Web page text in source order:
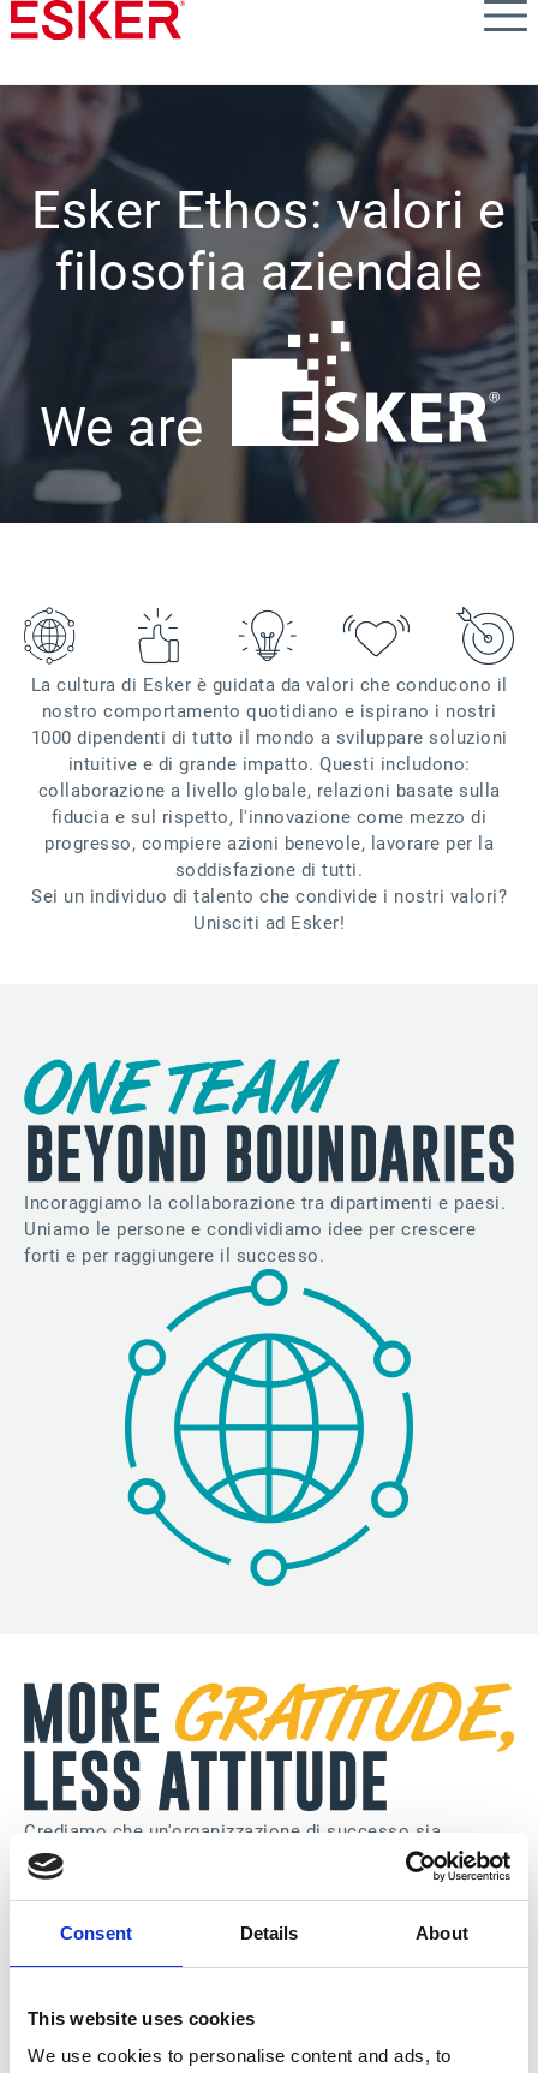
Consent Details About
This website uses cookies
We use cookies to personalise content and ads, to
Skip
to
content
Esker Ethos: valori e
filosofia aziendale
We are
La cultura di Esker è guidata da valori che conducono il
nostro comportamento quotidiano e ispirano i nostri
1000 dipendenti di tutto il mondo a sviluppare soluzioni
intuitive e di grande impatto. Questi includono:
collaborazione a livello globale, relazioni basate sulla
fiducia e sul rispetto, l'innovazione come mezzo di
progresso, compiere azioni benevole, lavorare per la
soddisfazione di tutti.
Sei un individuo di talento che condivide i nostri valori?
Unisciti ad Esker!
Incoraggiamo la collaborazione tra dipartimenti e paesi.
Uniamo le persone e condividiamo idee per crescere
forti e per raggiungere il successo.
Crediamo che un'organizzazione di successo sia
costruita sul rispetto e sulla fiducia.
La gratificazione e la comunicazione autentica creano
apprezzate.